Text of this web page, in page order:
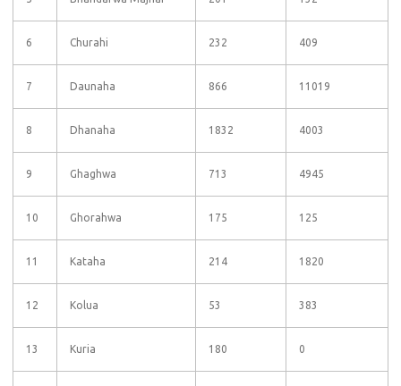
6 Churahi 232 409
7 Daunaha 866 11019
8 Dhanaha 1832 4003
9 Ghaghwa 713 4945
10 Ghorahwa 175 125
11 Kataha 214 1820
12 Kolua 53 383
13 Kuria 180 0